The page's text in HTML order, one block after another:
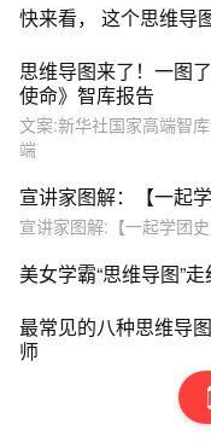
快来看， 这个思维导
思维导图来了！一图
使命》智库报告
文案:新华社国家高端智
端
宣讲家图解：【一起
宣讲家图解:【一起学团
美女学霸“思维导图”
最常见的八种思维导
师